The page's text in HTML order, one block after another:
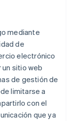
mediante
de
electrónico
sitio web
de gestión de
limitarse a
con el
que ya